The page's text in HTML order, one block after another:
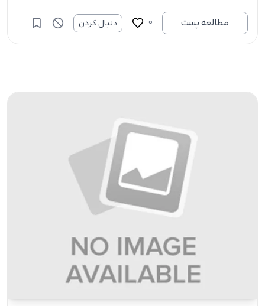
مطالعه پست
0 دنبال کردن